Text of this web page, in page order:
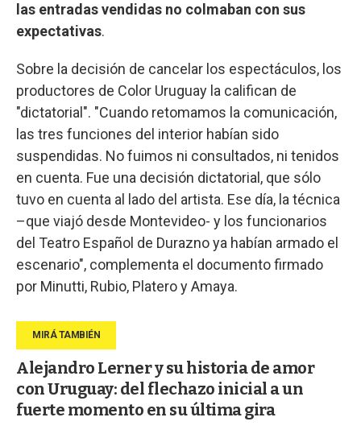
las entradas vendidas no colmaban con sus
expectativas.
Sobre la decisión de cancelar los espectáculos, los
productores de Color Uruguay la califican de
"dictatorial". "Cuando retomamos la comunicación,
las tres funciones del interior habían sido
suspendidas. No fuimos ni consultados, ni tenidos
en cuenta. Fue una decisión dictatorial, que sólo
tuvo en cuenta al lado del artista. Ese día, la técnica
–que viajó desde Montevideo- y los funcionarios
del Teatro Español de Durazno ya habían armado el
escenario", complementa el documento firmado
por Minutti, Rubio, Platero y Amaya.
Alejandro Lerner y su historia de amor
con Uruguay: del flechazo inicial a un
fuerte momento en su última gira